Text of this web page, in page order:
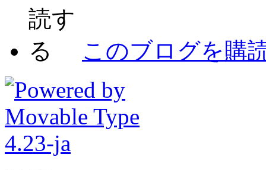
このブログを購